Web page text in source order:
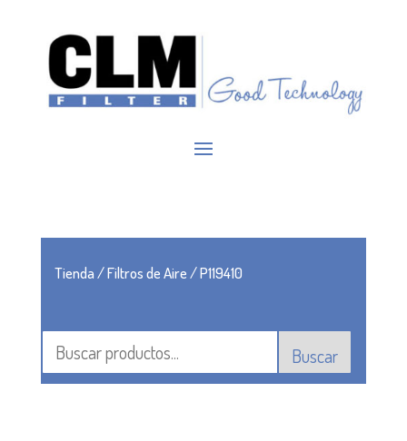
Tienda/Filtros de Aire/ P119410
Buscar